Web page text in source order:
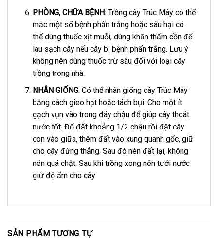
PHÒNG, CHỮA BỆNH: Trồng cây Trúc Mây có thể
mắc một số bệnh phấn trắng hoặc sâu hại có
thể dùng thuốc xịt muỗi, dùng khăn thấm cồn để
lau sạch cây nếu cây bị bệnh phấn trắng. Lưu ý
không nên dùng thuốc trừ sâu đối với loại cây
trồng trong nhà.
NHÂN GIỐNG: Có thể nhân giống cây Trúc Mây
bằng cách gieo hạt hoặc tách bụi. Cho một ít
gạch vụn vào trong đáy chậu để giúp cây thoát
nước tốt. Đổ đất khoảng 1/2 chậu rồi đặt cây
con vào giữa, thêm đất vào xung quanh gốc, giữ
cho cây đứng thẳng. Sau đó nén đất lại, không
nén quá chặt. Sau khi trồng xong nên tưới nước
giữ độ ẩm cho cây
SẢN PHẨM TƯƠNG TỰ